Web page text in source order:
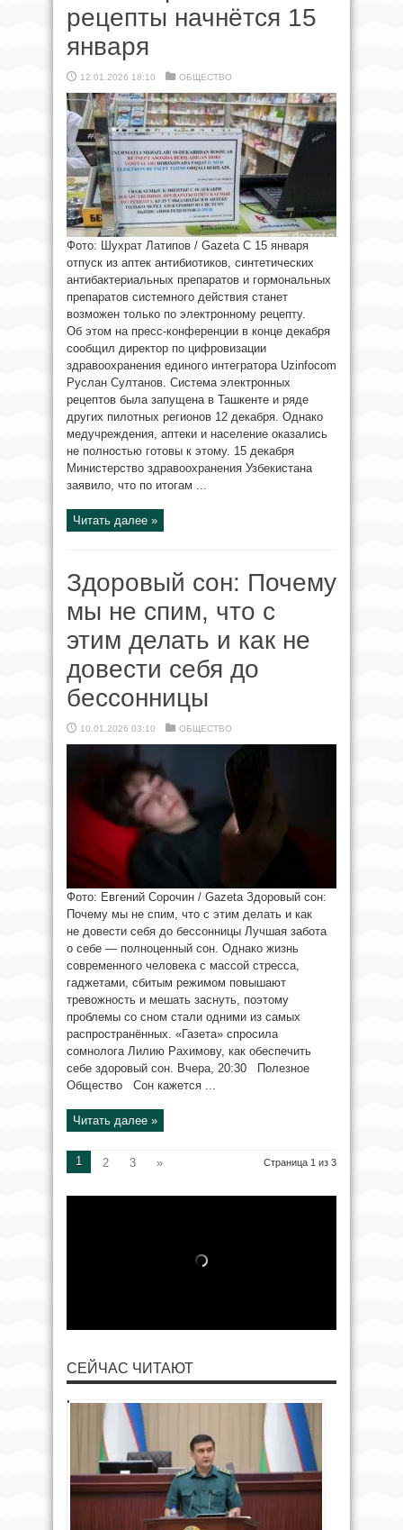
рецепты начнётся 15
января
12.01.2026 18:10 ОБЩЕСТВО
Фото: Шухрат Латипов / Gazeta С 15 января
отпуск из аптек антибиотиков, синтетических
антибактериальных препаратов и гормональных
препаратов системного действия станет
возможен только по электронному рецепту.
Об этом на пресс-конференции в конце декабря
сообщил директор по цифровизации
здравоохранения единого интегратора Uzinfocom
Руслан Султанов. Система электронных
рецептов была запущена в Ташкенте и ряде
других пилотных регионов 12 декабря. Однако
медучреждения, аптеки и население оказались
не полностью готовы к этому. 15 декабря
Министерство здравоохранения Узбекистана
заявило, что по итогам ...
Читать далее »
Здоровый сон: Почему
мы не спим, что с
этим делать и как не
довести себя до
бессонницы
10.01.2026 03:10 ОБЩЕСТВО
Фото: Евгений Сорочин / Gazeta Здоровый сон:
Почему мы не спим, что с этим делать и как
не довести себя до бессонницы Лучшая забота
о себе — полноценный сон. Однако жизнь
современного человека с массой стресса,
гаджетами, сбитым режимом повышают
тревожность и мешать заснуть, поэтому
проблемы со сном стали одними из самых
распространённых. «Газета» спросила
сомнолога Лилию Рахимову, как обеспечить
себе здоровый сон. Вчера, 20:30 Полезное
Общество Сон кажется ...
Читать далее »
Страница 1 из 3
1 2 3 »
СЕЙЧАС ЧИТАЮТ